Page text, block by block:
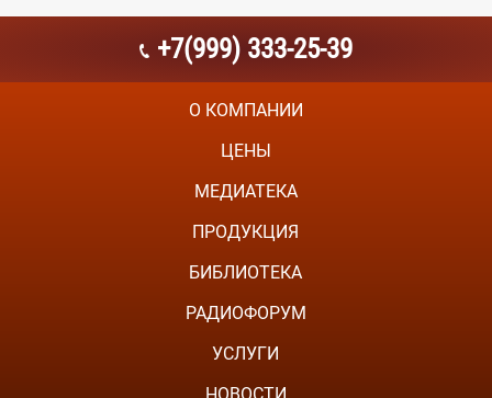
+7(999) 333-25-39
О КОМПАНИИ
ЦЕНЫ
МЕДИАТЕКА
ПРОДУКЦИЯ
БИБЛИОТЕКА
РАДИОФОРУМ
УСЛУГИ